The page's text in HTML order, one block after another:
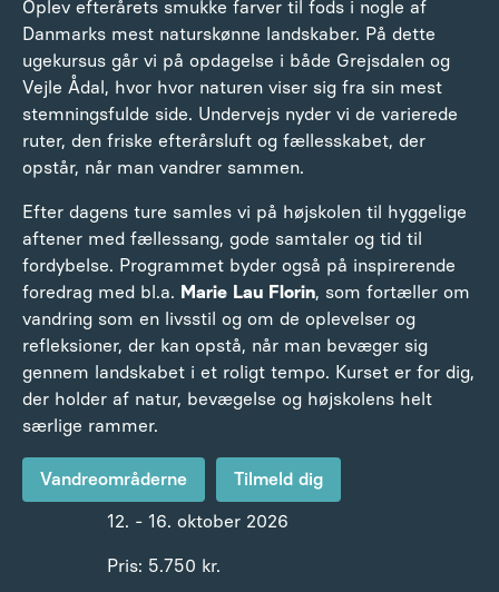
Oplev efterårets smukke farver til fods i nogle af
Danmarks mest naturskønne landskaber. På dette
ugekursus går vi på opdagelse i både Grejsdalen og
Vejle Ådal, hvor hvor naturen viser sig fra sin mest
stemningsfulde side. Undervejs nyder vi de varierede
ruter, den friske efterårsluft og fællesskabet, der
opstår, når man vandrer sammen.
Efter dagens ture samles vi på højskolen til hyggelige
aftener med fællessang, gode samtaler og tid til
fordybelse. Programmet byder også på inspirerende
foredrag med bl.a. Marie Lau Florin, som fortæller om
vandring som en livsstil og om de oplevelser og
refleksioner, der kan opstå, når man bevæger sig
gennem landskabet i et roligt tempo. Kurset er for dig,
der holder af natur, bevægelse og højskolens helt
særlige rammer.
Vandreområderne
Tilmeld dig
12. - 16. oktober 2026
Pris: 5.750 kr.